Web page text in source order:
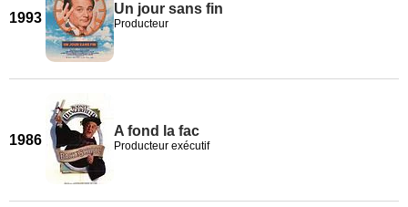
1993
Un jour sans fin
Producteur
1986
A fond la fac
Producteur exécutif